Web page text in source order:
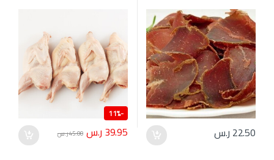
22.50 ر.س
-
11%
39.95 ر.س 45.00ر.س